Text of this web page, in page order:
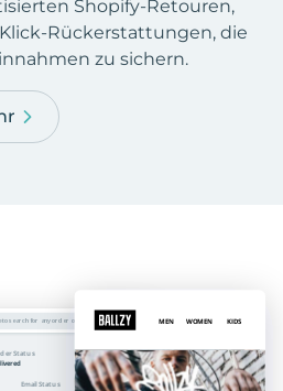
Shopify-Retouren,
Rückerstattungen, die
zu sichern.